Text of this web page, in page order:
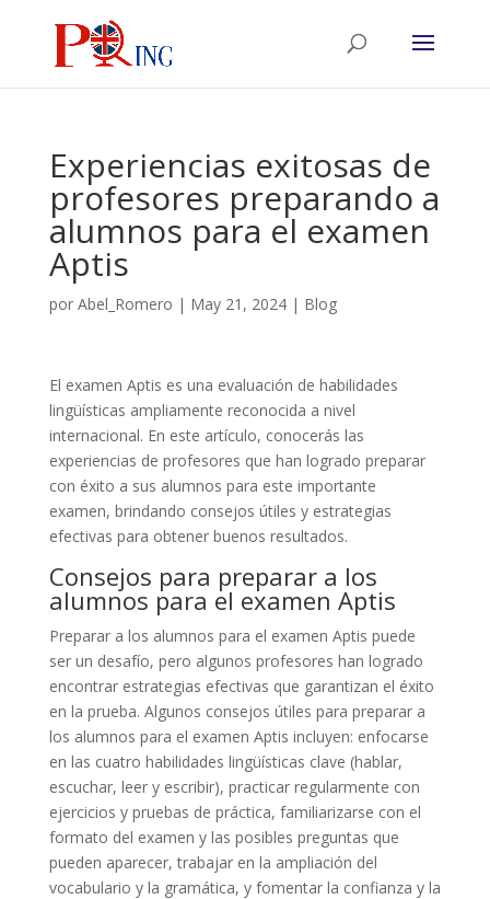
Experiencias exitosas de
profesores preparando a
alumnos para el examen
Aptis
por Abel_Romero | May 21, 2024| Blog
El examen Aptis es una evaluación de habilidades
lingüísticas ampliamente reconocida a nivel
internacional. En este artículo, conocerás las
experiencias de profesores que han logrado preparar
con éxito a sus alumnos para este importante
examen, brindando consejos útiles y estrategias
efectivas para obtener buenos resultados.
Consejos para preparar a los
alumnos para el examen Aptis
Preparar a los alumnos para el examen Aptis puede
ser un desafío, pero algunos profesores han logrado
encontrar estrategias efectivas que garantizan el éxito
en la prueba. Algunos consejos útiles para preparar a
los alumnos para el examen Aptis incluyen: enfocarse
en las cuatro habilidades lingüísticas clave (hablar,
escuchar, leer y escribir), practicar regularmente con
ejercicios y pruebas de práctica, familiarizarse con el
formato del examen y las posibles preguntas que
pueden aparecer, trabajar en la ampliación del
vocabulario y la gramática, y fomentar la confianza y la